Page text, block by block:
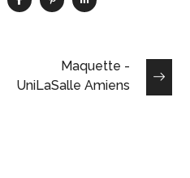
Maquette -
UniLaSalle Amiens